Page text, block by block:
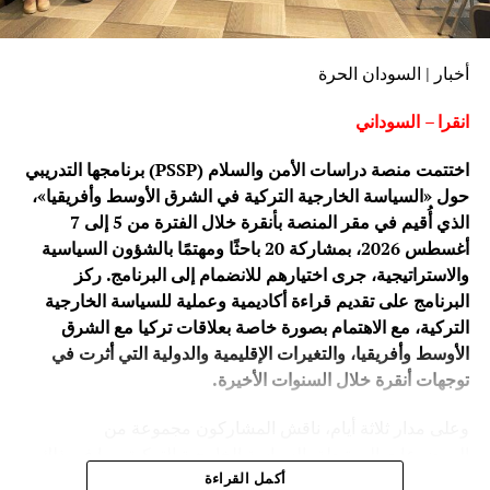
أخبار | السودان الحرة
انقرا – السوداني
اختتمت منصة دراسات الأمن والسلام (PSSP) برنامجها التدريبي
حول «السياسة الخارجية التركية في الشرق الأوسط وأفريقيا»،
الذي أُقيم في مقر المنصة بأنقرة خلال الفترة من 5 إلى 7
أغسطس 2026، بمشاركة 20 باحثًا ومهتمًا بالشؤون السياسية
والاستراتيجية، جرى اختيارهم للانضمام إلى البرنامج. ركز
البرنامج على تقديم قراءة أكاديمية وعملية للسياسة الخارجية
التركية، مع الاهتمام بصورة خاصة بعلاقات تركيا مع الشرق
الأوسط وأفريقيا، والتغيرات الإقليمية والدولية التي أثرت في
توجهات أنقرة خلال السنوات الأخيرة.
تطورها ومرتكزاتها، وعلاقات تركيا مع دول الشرق الأوسط،
أكمل القراءة